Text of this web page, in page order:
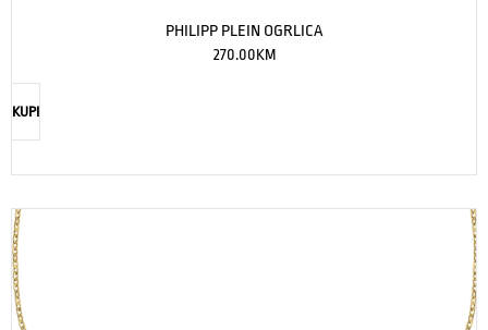
PHILIPP PLEIN OGRLICA
270.00KM
KUPI